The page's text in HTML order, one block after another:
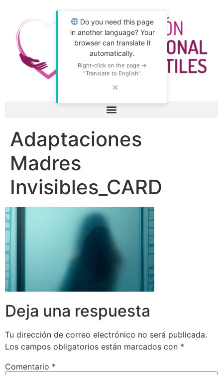
Do you need this page
in another language? Your
browser can translate it
automatically.
Right-click on the page →
"Translate to English".
✕
Adaptaciones
Madres
Invisibles_CARD
Deja una respuesta
Tu dirección de correo electrónico no será publicada.
Los campos obligatorios están marcados con *
Comentario *